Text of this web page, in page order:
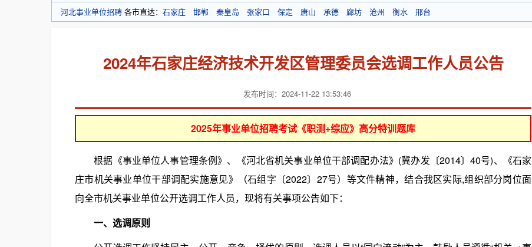
河北事业单位招聘 各市直达： 石家庄 邯郸 秦皇岛 张家口 保定 唐山 承德 廊坊 沧州 衡水 邢台
2024年石家庄经济技术开发区管理委员会选调工作人员公告
发布时间：2024-11-22 13:53:46
2025年事业单位招聘考试《职测+综应》高分特训题库
根据《事业单位人事管理条例》、《河北省机关事业单位干部调配办法》(冀办发〔2014〕40号)、《石家
庄市机关事业单位干部调配实施意见》（石组字〔2022〕27号）等文件精神，结合我区实际,组织部分岗位面
向全市机关事业单位公开选调工作人员，现将有关事项公告如下：
一、选调原则